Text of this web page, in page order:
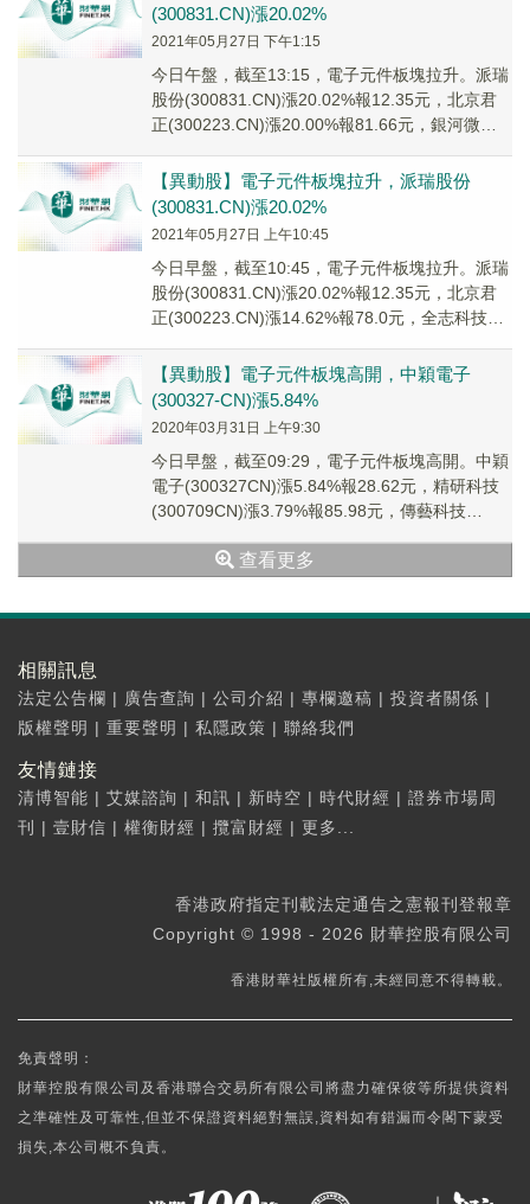
(300831.CN)漲20.02%
2021年05月27日 下午1:15
今日午盤，截至13:15，電子元件板塊拉升。派瑞
股份(300831.CN)漲20.02%報12.35元，北京君
正(300223.CN)漲20.00%報81.66元，銀河微電
【異動股】電子元件板塊拉升，派瑞股份
(300831.CN)漲20.02%
2021年05月27日 上午10:45
今日早盤，截至10:45，電子元件板塊拉升。派瑞
股份(300831.CN)漲20.02%報12.35元，北京君
正(300223.CN)漲14.62%報78.0元，全志科技
【異動股】電子元件板塊高開，中穎電子
(300327-CN)漲5.84%
2020年03月31日 上午9:30
今日早盤，截至09:29，電子元件板塊高開。中穎
電子(300327CN)漲5.84%報28.62元，精研科技
(300709CN)漲3.79%報85.98元，傳藝科技
查看更多
相關訊息
法定公告欄 | 廣告查詢 | 公司介紹 | 專欄邀稿 | 投資者關係 |
版權聲明 | 重要聲明 | 私隱政策 | 聯絡我們
友情鏈接
清博智能 | 艾媒諮詢 | 和訊 | 新時空 | 時代財經 | 證券市場周
刊
| 壹財信 | 權衡財經 | 攬富財經 | 更多...
香港政府指定刊載法定通告之憲報刊登報章
Copyright © 1998 - 2026 財華控股有限公司
香港財華社版權所有,未經同意不得轉載。
免責聲明：
財華控股有限公司及香港聯合交易所有限公司將盡力確保彼等所提供資料
之準確性及可靠性,但並不保證資料絕對無誤,資料如有錯漏而令閣下蒙受
損失,本公司概不負責。